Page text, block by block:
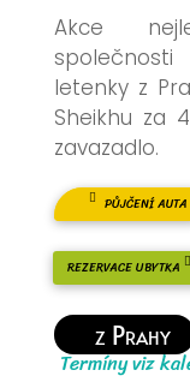
Akce
letenky z
Sheikhu za
zavazadlo.
PŮJČENÍ AUTA
REZERVACE UBYTKA
z Prahy
Termíny viz